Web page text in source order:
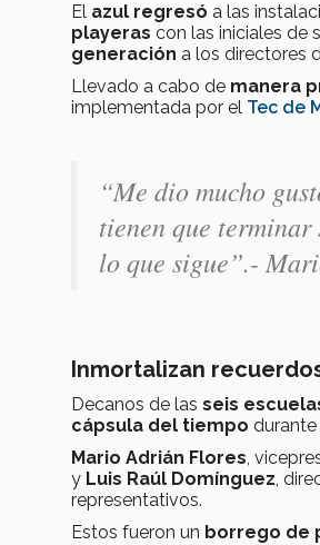
El azul regresó a las
playeras con las iniciales de
generación a los directores
Llevado a cabo de manera
implementada por el Tec de
“Me dio mucho
tienen que
lo que sigue”.-
Inmortalizan
Decanos de las seis
cápsula del tiempo durante
Mario Adrián Flores,
y Luis Raúl Domínguez,
representativos.
Estos fueron un borrego de